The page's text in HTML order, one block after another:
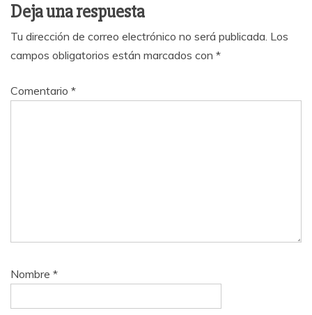
Deja una respuesta
Tu dirección de correo electrónico no será publicada. Los
campos obligatorios están marcados con *
Comentario *
Nombre *